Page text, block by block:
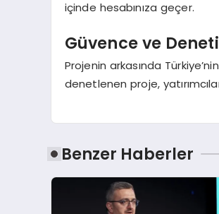
içinde hesabınıza geçer.
Güvence ve
Projenin arkasında
denetlenen proje,
Benzer Haberler